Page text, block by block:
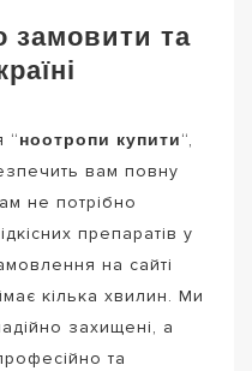
замовити та
“ноотропи купити“,
вам повну
не потрібно
препаратів у
на сайті
кілька хвилин. Ми
захищені, а
та